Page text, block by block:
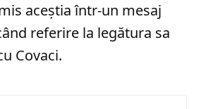
aceștia într-un mesaj
referire la legătura sa
Covaci.